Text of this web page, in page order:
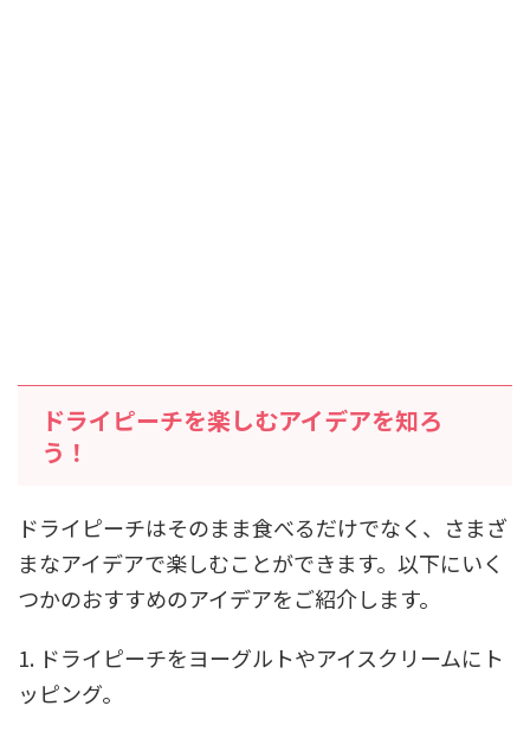
ドライピーチを楽しむアイデアを知ろ
う！
ドライピーチはそのまま食べるだけでなく、さまざ
まなアイデアで楽しむことができます。以下にいく
つかのおすすめのアイデアをご紹介します。
1. ドライピーチをヨーグルトやアイスクリームにト
ッピング。